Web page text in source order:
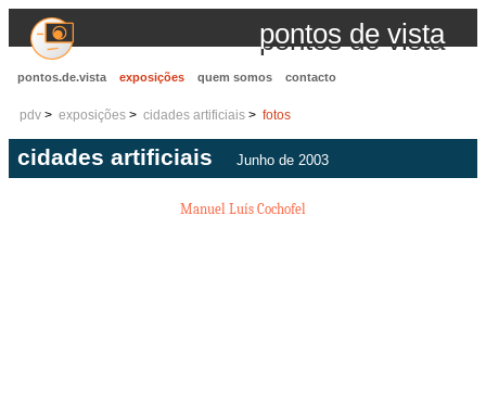
pontos de vista
pontos.de.vista exposições quem somos contacto
pdv exposições cidades artificiais fotos
cidades artificiais Junho de 2003
Manuel Luís Cochofel